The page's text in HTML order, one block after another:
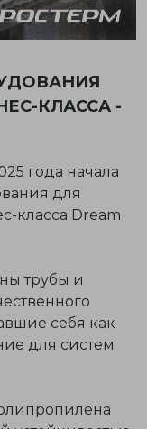
КЛАССА -
года начала
для
класса Dream
трубы и
себя как
для систем